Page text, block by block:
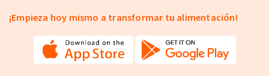
¡Empieza hoy mismo a transformar tu alimentación!